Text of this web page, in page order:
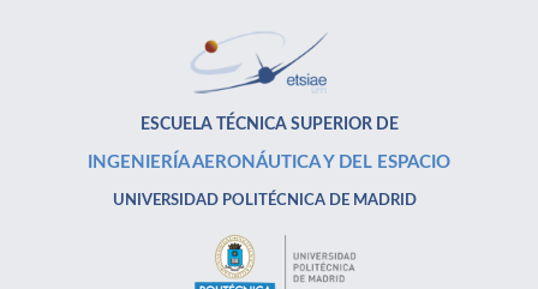
ESCUELA TÉCNICA SUPERIOR DE
INGENIERÍA AERONÁUTICA Y DEL ESPACIO
UNIVERSIDAD POLITÉCNICA DE MADRID